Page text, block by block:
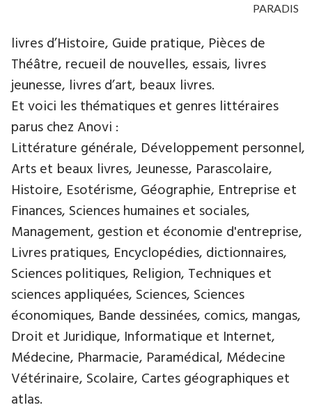
PARADIS
livres d’Histoire, Guide pratique, Pièces de
Théâtre, recueil de nouvelles, essais, livres
jeunesse, livres d’art, beaux livres.
Et voici les thématiques et genres littéraires
parus chez Anovi :
Littérature générale, Développement personnel,
Arts et beaux livres, Jeunesse, Parascolaire,
Histoire, Esotérisme, Géographie, Entreprise et
Finances, Sciences humaines et sociales,
Management, gestion et économie d'entreprise,
Livres pratiques, Encyclopédies, dictionnaires,
Sciences politiques, Religion, Techniques et
sciences appliquées, Sciences, Sciences
économiques, Bande dessinées, comics, mangas,
Droit et Juridique, Informatique et Internet,
Médecine, Pharmacie, Paramédical, Médecine
Vétérinaire, Scolaire, Cartes géographiques et
atlas.